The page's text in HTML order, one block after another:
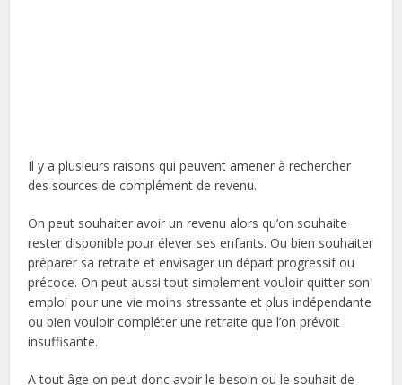
Il y a plusieurs raisons qui peuvent amener à rechercher
des sources de complément de revenu.
On peut souhaiter avoir un revenu alors qu’on souhaite
rester disponible pour élever ses enfants. Ou bien souhaiter
préparer sa retraite et envisager un départ progressif ou
précoce. On peut aussi tout simplement vouloir quitter son
emploi pour une vie moins stressante et plus indépendante
ou bien vouloir compléter une retraite que l’on prévoit
insuffisante.
A tout âge on peut donc avoir le besoin ou le souhait de